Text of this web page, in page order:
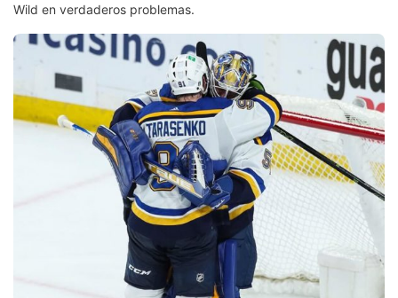
Wild en verdaderos problemas.